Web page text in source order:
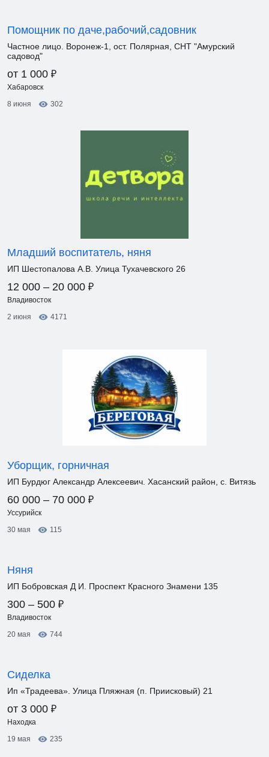
Помощник по даче,рабочий,садовник
Частное лицо. Воронеж-1, ост. Полярная, СНТ "Амурский
садовод"
от 1 000 ₽
Хабаровск
8 июня
302
Младший воспитатель, няня
ИП Шестопалова А.В. Улица Тухачевского 26
12 000 – 20 000 ₽
Владивосток
2 июня
4171
Уборщик, горничная
ИП Бурдюг Александр Алексеевич. Хасанский район, с. Витязь
60 000 – 70 000 ₽
Уссурийск
30 мая
115
Няня
ИП Бобровская Д И. Проспект Красного Знамени 135
300 – 500 ₽
Владивосток
20 мая
744
Сиделка
Ип «Традеева». Улица Пляжная (п. Приисковый) 21
от 3 000 ₽
Находка
19 мая
235